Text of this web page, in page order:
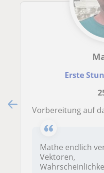
Erste
Vorbereitung auf das Matheabi / Nachhilfe für
Mathe endlich
Vektoren,